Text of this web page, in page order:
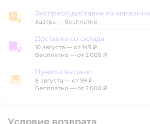
Экспресс-доставка из магазина
Экспресс-доставка из магазина
Завтра — бесплатно
Доставка со склада
Доставка со склада
10 августа — от 149 ₽
Бесплатно — от 2 000 ₽
Пункты выдачи
Пункты выдачи
8 августа — от 99 ₽
Бесплатно — от 2 000 ₽